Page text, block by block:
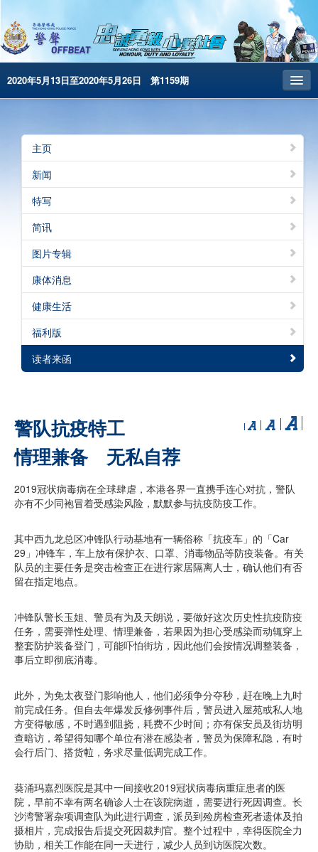
2020年5月13日至2020年5月26日 第1159期
昔日警声
警务处主页
繁體版
English
电子书版
主页
新闻
特写
简讯
图片专辑
康体消息
健康生活
福利版
读者来函
警队抗疫特工
情理兼备 无私自荐
2019冠状病毒病在全球肆虐，本港各界一直携手连心对抗，警队
亦有不少同袍冒着受感染风险，默默参与抗疫防疫工作。
其中西九龙总区冲锋队行动基地有一辆俗称「抗疫车」的「Car
29」冲锋车，车上放有保护衣、口罩、消毒物品等防疫装备。有关
队员的主要任务是突击检查正在进行家居隔离人士，确认他们有否
留在指定地点。
冲锋队警长玉姐、警员有为及天朗说，要做好这次历史性抗疫防疫
任务，需要弹性处理、情理兼备，若果因为担心受感染而动辄穿上
整套防护装备登门，可能吓怕街坊，因此他们会按情况调整装备，
事后立即彻底消毒。
此外，为免太夜登门影响他人，他们必须争分夺秒，赶在晚上九时
前完成任务。但自去年爆发反修例事件后，警员进入屋苑或私人地
方变得敏感，不时遇到阻挠，耗费不少时间；亦有保安员及街坊明
查暗访，希望得知哪个单位有潜在感染者，警员为保障私隐，有时
会行后门、搭货𨋢，务求尽量低调完成工作。
葵涌玛嘉烈医院是其中一间接收2019冠状病毒病重症患者的医
院，早前不幸有两名确诊人士在该院病逝，需要进行死因调查。长
沙湾警署杂项调查队为此进行调查，派员到殓房检查死者遗体及拍
摄相片，完成报告后提交死因裁判官。整个过程中，幸得医院全力
协助，相关工作能在同一天进行，减少人员到访医院次数。